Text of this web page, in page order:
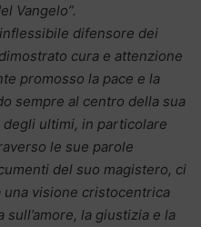
Vangelo”.
difensore dei
cura e attenzione
promosso la pace e la
sempre al centro della sua
degli ultimi, in particolare
le sue parole
del suo magistero, ci
una visione cristocentrica
la giustizia e la